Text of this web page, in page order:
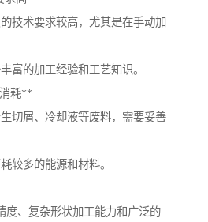
技术要求较高，尤其是在手动加
富的加工经验和工艺知识。
耗**
切屑、冷却液等废料，需要妥善
较多的能源和材料。
度、复杂形状加工能力和广泛的